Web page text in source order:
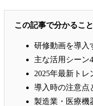
この記事で分かること
研修動画を導入
主な活用シーン
2025年最新ト
導入時の注意点
製造業・医療機